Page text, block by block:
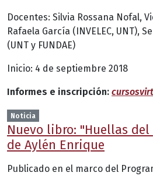
Docentes: Silvia Rossana Nofal,
Rafaela García (INVELEC, UNT),
(UNT y FUNDAE)
Inicio: 4 de septiembre 2018
Informes e inscripción:
Noticia
Nuevo libro: "Huellas
de Aylén Enrique
Publicado en el marco del